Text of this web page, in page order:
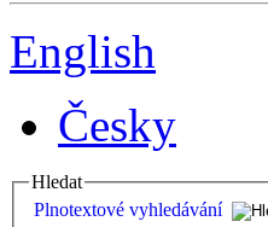
English
Česky
Hledat
Plnotextové vyhledávání